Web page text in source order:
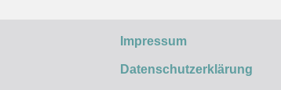
Impressum
Datenschutzerklärung